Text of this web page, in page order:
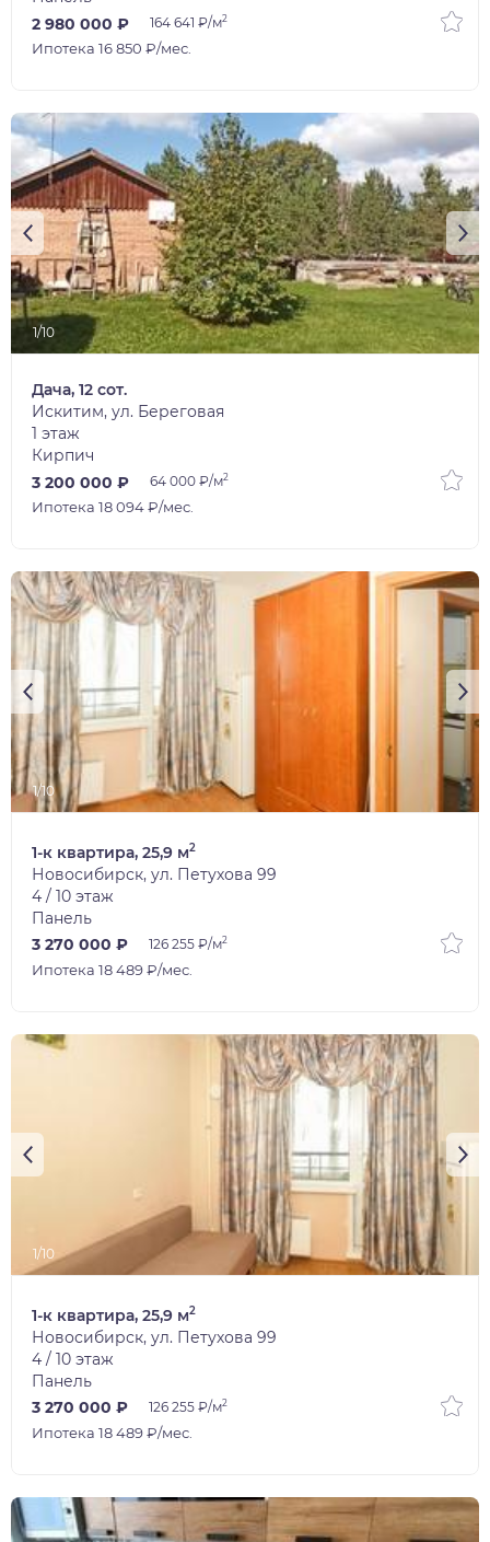
2 980 000 ₽
164 641 ₽/м2
Ипотека 16 850 ₽/мес.
1/10
Дача, 12 сот.
Искитим, ул. Береговая
1 этаж
Кирпич
3 200 000 ₽
64 000 ₽/м2
Ипотека 18 094 ₽/мес.
1/10
1-к квартира, 25,9 м2
Новосибирск, ул. Петухова 99
4 / 10 этаж
Панель
3 270 000 ₽
126 255 ₽/м2
Ипотека 18 489 ₽/мес.
1/10
1-к квартира, 25,9 м2
Новосибирск, ул. Петухова 99
4 / 10 этаж
Панель
3 270 000 ₽
126 255 ₽/м2
Ипотека 18 489 ₽/мес.